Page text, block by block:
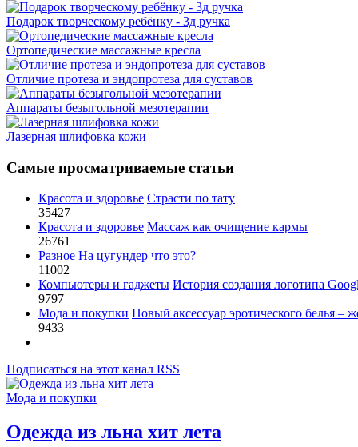
Подарок творческому ребёнку - 3д ручка
Ортопедические массажные кресла
Отличие протеза и эндопротеза для суставов
Аппараты безыгольной мезотерапии
Лазерная шлифовка кожи
Самые просматриваемые статьи
Красота и здоровье Страсти по тату
35427
Красота и здоровье Массаж как очищение кармы
26761
Разное На цугундер что это?
11002
Компьютеры и гаджеты История создания логотипа
9797
Мода и покупки Новый аксессуар эротического белья –
9433
Подписаться на этот канал RSS
Мода и покупки
Одежда из льна хит лета